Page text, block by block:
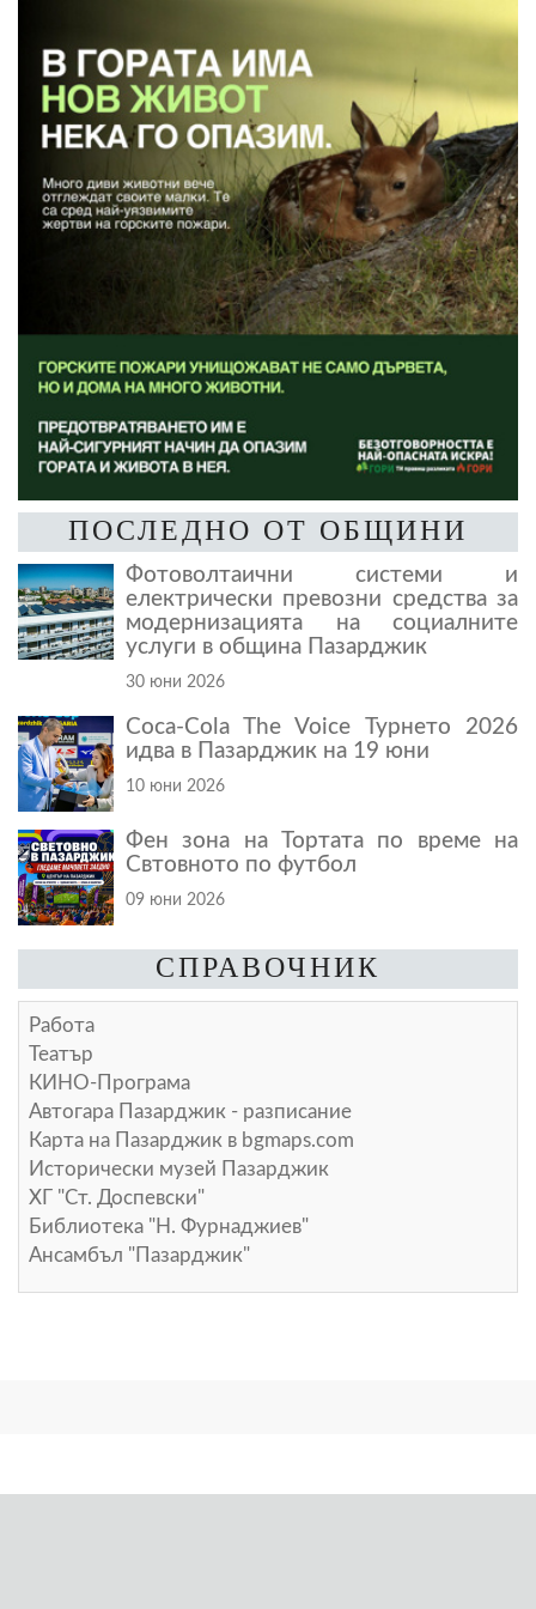
ПОСЛЕДНО ОТ ОБЩИНИ
Фотоволтаични системи и
електрически превозни средства за
модернизацията на социалните
услуги в община Пазарджик
30 юни 2026
Coca-Cola The Voice Турнето 2026
идва в Пазарджик на 19 юни
10 юни 2026
Фен зона на Тортата по време на
Свтовното по футбол
09 юни 2026
СПРАВОЧНИК
Работа
Театър
КИНО-Програма
Автогара Пазарджик - разписание
Карта на Пазарджик в bgmaps.com
Исторически музей Пазарджик
ХГ "Ст. Доспевски"
Библиотека "Н. Фурнаджиев"
Ансамбъл "Пазарджик"